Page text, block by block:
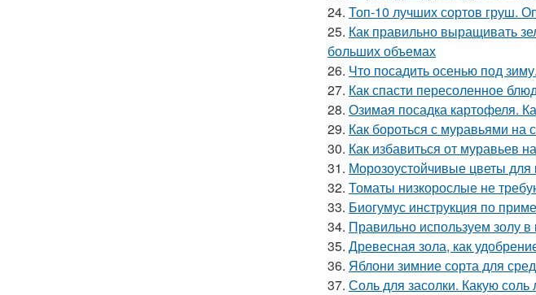
24. Топ-10 лучших сортов груш.
25. Как правильно выращивать
больших объемах
26. Что посадить осенью под
27. Как спасти пересоленное
28. Озимая посадка картофеля.
29. Как бороться с муравьями на
30. Как избавиться от муравьев
31. Морозоустойчивые цветы
32. Томаты низкорослые не
33. Биогумус инструкция по
34. Правильно используем золу в
35. Древесная зола, как
36. Яблони зимние сорта для
37. Соль для засолки. Какую